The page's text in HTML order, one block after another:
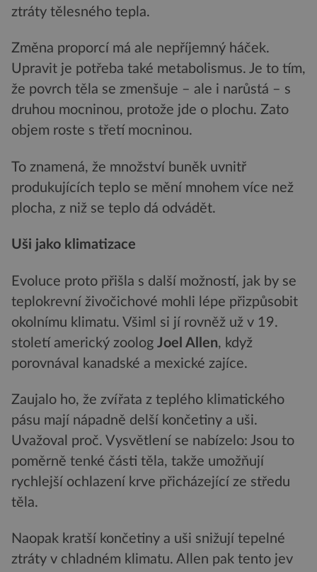
ztráty tělesného tepla.
Změna proporcí má ale nepříjemný háček.
Upravit je potřeba také metabolismus. Je to tím,
že povrch těla se zmenšuje – ale i narůstá – s
druhou mocninou, protože jde o plochu. Zato
objem roste s třetí mocninou.
To znamená, že množství buněk uvnitř
produkujících teplo se mění mnohem více než
plocha, z niž se teplo dá odvádět.
Uši jako klimatizace
Evoluce proto přišla s další možností, jak by se
teplokrevní živočichové mohli lépe přizpůsobit
okolnímu klimatu. Všiml si jí rovněž už v 19.
století americký zoolog Joel Allen, když
porovnával kanadské a mexické zajíce.
Zaujalo ho, že zvířata z teplého klimatického
pásu mají nápadně delší končetiny a uši.
Uvažoval proč. Vysvětlení se nabízelo: Jsou to
poměrně tenké části těla, takže umožňují
rychlejší ochlazení krve přicházející ze středu
těla.
Naopak kratší končetiny a uši snižují tepelné
ztráty v chladném klimatu. Allen pak tento jev